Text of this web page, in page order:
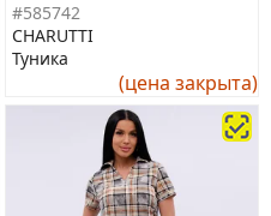
#585742
CHARUTTI
Туника
(цена закрыта)